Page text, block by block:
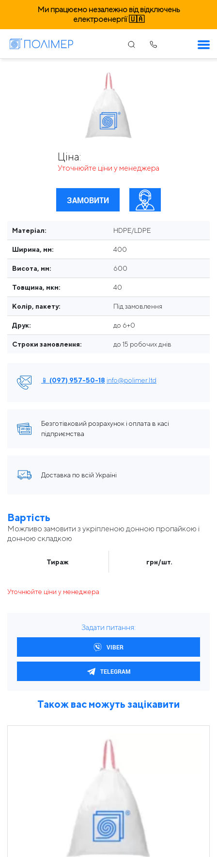
Ми працюємо незалежно від відключень
електроенергії 🇺🇦
Пакети з витяжною ручкою 400х600мм
Ціна:
Уточнюйте ціни у менеджера
ЗАМОВИТИ
Матеріал: HDPE/LDPE
Ширина, мм: 400
Висота, мм: 600
Товщина, мкм: 40
Колір, пакету: Під замовлення
Друк: до 6+0
Строки замовлення: до 15 робочих днів
📱 (097) 957-50-18 info@polimer.ltd
Безготівковий розрахунок і оплата в касі
підприємства
Доставка по всій Україні
Вартість
Можливо замовити з укріпленою донною пропайкою і
донною складкою
Тираж грн/шт.
Уточнюйте ціни у менеджера
Задати питання:
VIBER
TELEGRAM
Також вас можуть зацікавити